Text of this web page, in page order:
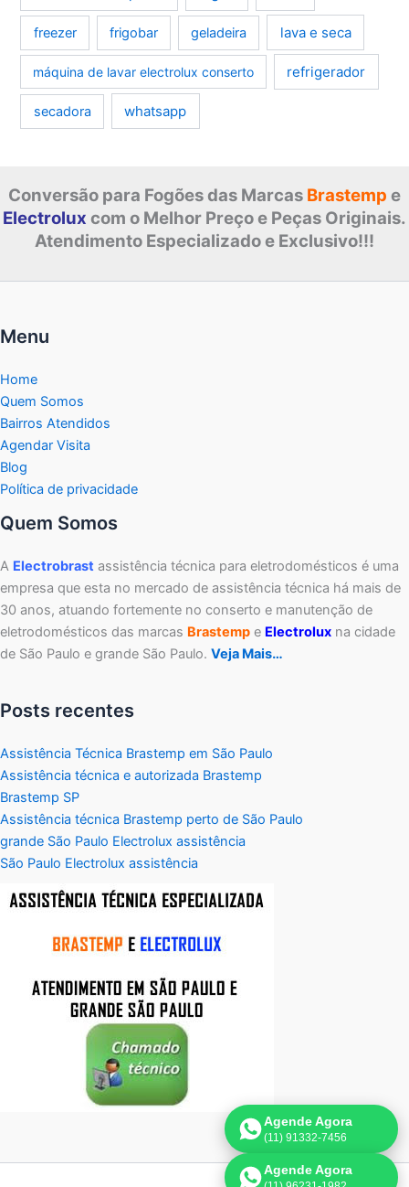
freezer frigobar geladeira lava e seca
máquina de lavar electrolux conserto refrigerador
secadora whatsapp
Conversão para Fogões das Marcas Brastemp e
Electrolux com o Melhor Preço e Peças Originais.
Atendimento Especializado e Exclusivo!!!
Menu
Home
Quem Somos
Bairros Atendidos
Agendar Visita
Blog
Política de privacidade
Quem Somos
A Electrobrast assistência técnica para eletrodomésticos é uma
empresa que esta no mercado de assistência técnica há mais de
30 anos, atuando fortemente no conserto e manutenção de
eletrodomésticos das marcas Brastemp e Electrolux na cidade
de São Paulo e grande São Paulo. Veja Mais…
Posts recentes
Assistência Técnica Brastemp em São Paulo
Assistência técnica e autorizada Brastemp
Brastemp SP
Assistência técnica Brastemp perto de São Paulo
grande São Paulo Electrolux assistência
São Paulo Electrolux assistência
Agende Agora
(11) 91332-7456
Agende Agora